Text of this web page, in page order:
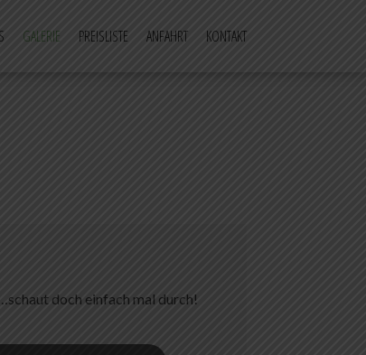
GALERIE PREISLISTE ANFAHRT KONTAKT
doch einfach mal durch!